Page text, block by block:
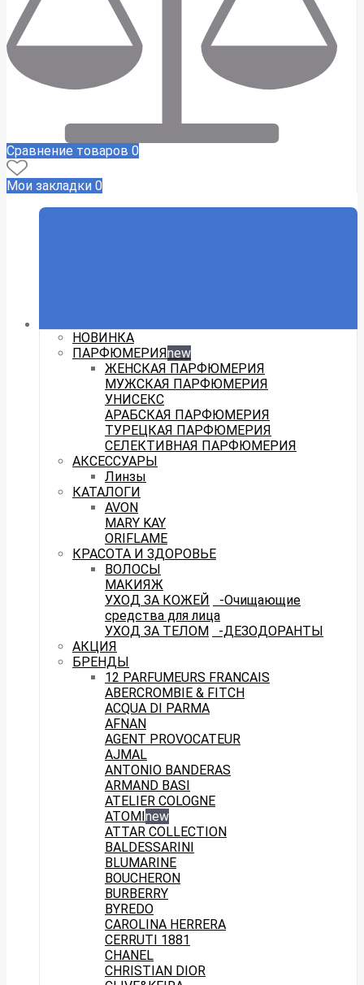
Сравнение товаров 0
Мои закладки 0
НОВИНКА
ПАРФЮМЕРИЯnew
ЖЕНСКАЯ ПАРФЮМЕРИЯ
МУЖСКАЯ ПАРФЮМЕРИЯ
УНИСЕКС
АРАБСКАЯ ПАРФЮМЕРИЯ
ТУРЕЦКАЯ ПАРФЮМЕРИЯ
СЕЛЕКТИВНАЯ ПАРФЮМЕРИЯ
АКСЕССУАРЫ
Линзы
КАТАЛОГИ
AVON
MARY KAY
ORIFLAME
КРАСОТА И ЗДОРОВЬЕ
ВОЛОСЫ
МАКИЯЖ
УХОД ЗА КОЖЕЙ
-Очищающие
средства для лица
УХОД ЗА ТЕЛОМ
-ДЕЗОДОРАНТЫ
АКЦИЯ
БРЕНДЫ
12 PARFUMEURS FRANCAIS
ABERCROMBIE & FITCH
ACQUA DI PARMA
AFNAN
AGENT PROVOCATEUR
AJMAL
ANTONIO BANDERAS
ARMAND BASI
ATELIER COLOGNE
ATOMI new
ATTAR COLLECTION
BALDESSARINI
BLUMARINE
BOUCHERON
BURBERRY
BYREDO
CAROLINA HERRERA
CERRUTI 1881
CHANEL
CHRISTIAN DIOR